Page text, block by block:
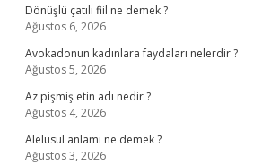
Dönüşlü çatılı fiil ne demek ?
Ağustos 6, 2026
Avokadonun kadınlara faydaları nelerdir ?
Ağustos 5, 2026
Az pişmiş etin adı nedir ?
Ağustos 4, 2026
Alelusul anlamı ne demek ?
Ağustos 3, 2026